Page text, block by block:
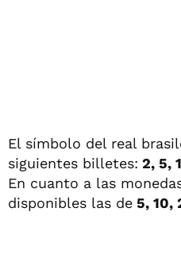
El símbolo del real
siguientes billetes: 2, 5,
En cuanto a las
disponibles las de 5, 10,